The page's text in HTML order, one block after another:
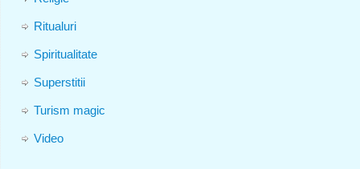
Ritualuri
Spiritualitate
Superstitii
Turism magic
Video